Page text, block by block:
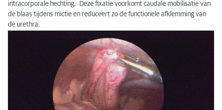
intracorporale hechting. Deze fixatie voorkomt caudale mobilisatie van
de blaas tijdens mictie en reduceert zo de functionele afklemming van
de urethra.